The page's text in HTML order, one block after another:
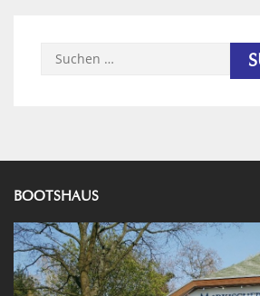
Suchen
BOOTSHAUS